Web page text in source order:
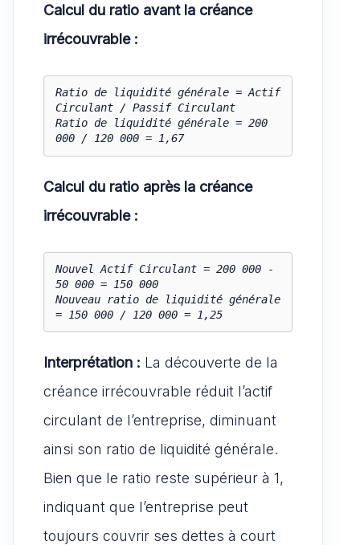
Calcul du ratio avant la créance
irrécouvrable :
Ratio de liquidité générale = Actif
Circulant / Passif Circulant
Ratio de liquidité générale = 200
000 / 120 000 = 1,67
Calcul du ratio après la créance
irrécouvrable :
Nouvel Actif Circulant = 200 000 -
50 000 = 150 000
Nouveau ratio de liquidité générale
= 150 000 / 120 000 = 1,25
Interprétation : La découverte de la
créance irrécouvrable réduit l’actif
circulant de l’entreprise, diminuant
ainsi son ratio de liquidité générale.
Bien que le ratio reste supérieur à 1,
indiquant que l’entreprise peut
toujours couvrir ses dettes à court